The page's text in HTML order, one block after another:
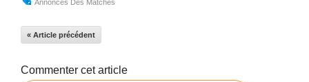
Annonces Des Matches
« Article précédent
Commenter cet article